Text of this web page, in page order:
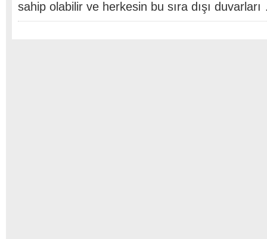
sahip olabilir ve herkesin bu sıra dışı